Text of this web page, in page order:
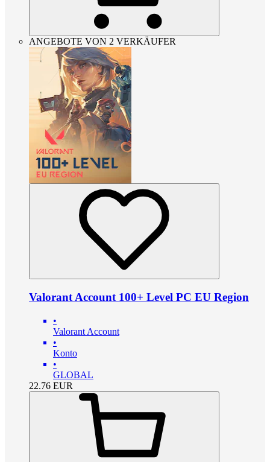
ANGEBOTE VON 2 VERKÄUFER
Valorant Account 100+ Level PC EU Region
•
Valorant Account
•
Konto
•
GLOBAL
22.76 EUR